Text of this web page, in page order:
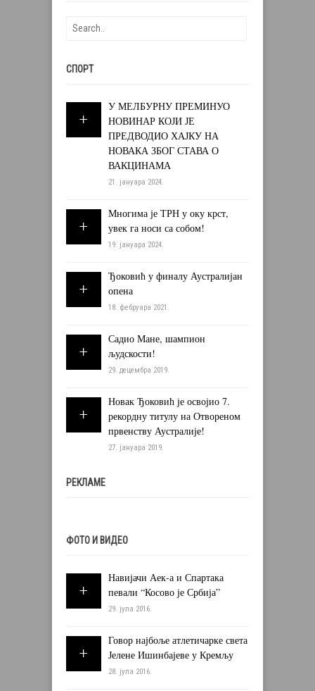
СПОРТ
У МЕЛБУРНУ ПРЕМИНУО
НОВИНАР КОЈИ ЈЕ
ПРЕДВОДИО ХАЈКУ НА
НОВАКА ЗБОГ СТАВА О
ВАКЦИНАМА
21. јануара 2024.
Многима је ТРН у оку крст,
увек га носи са собом!
19. јануара 2024.
Ђоковић у финалу Аустралијан
опена
18. фебруара 2021.
Садио Мане, шампион
људскости!
29. децембра 2019.
Новак Ђоковић је освојио 7.
рекордну титулу на Отвореном
првенству Аустралије!
27. јануара 2019.
РЕКЛАМЕ
ФОТО И ВИДЕО
Навијачи Аек-а и Спартака
певали “Косово је Србија”
29. јула 2016.
Говор најбоље атлетичарке света
Јелене Ишинбајеве у Кремљу
28. јула 2016.